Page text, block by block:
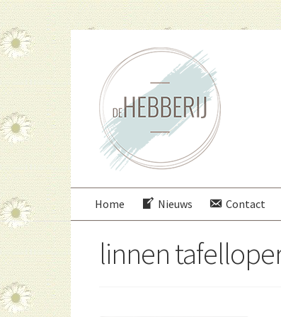
door
naar
navigatie
direct
naar
inhoud
Home Nieuws Contact
linnen